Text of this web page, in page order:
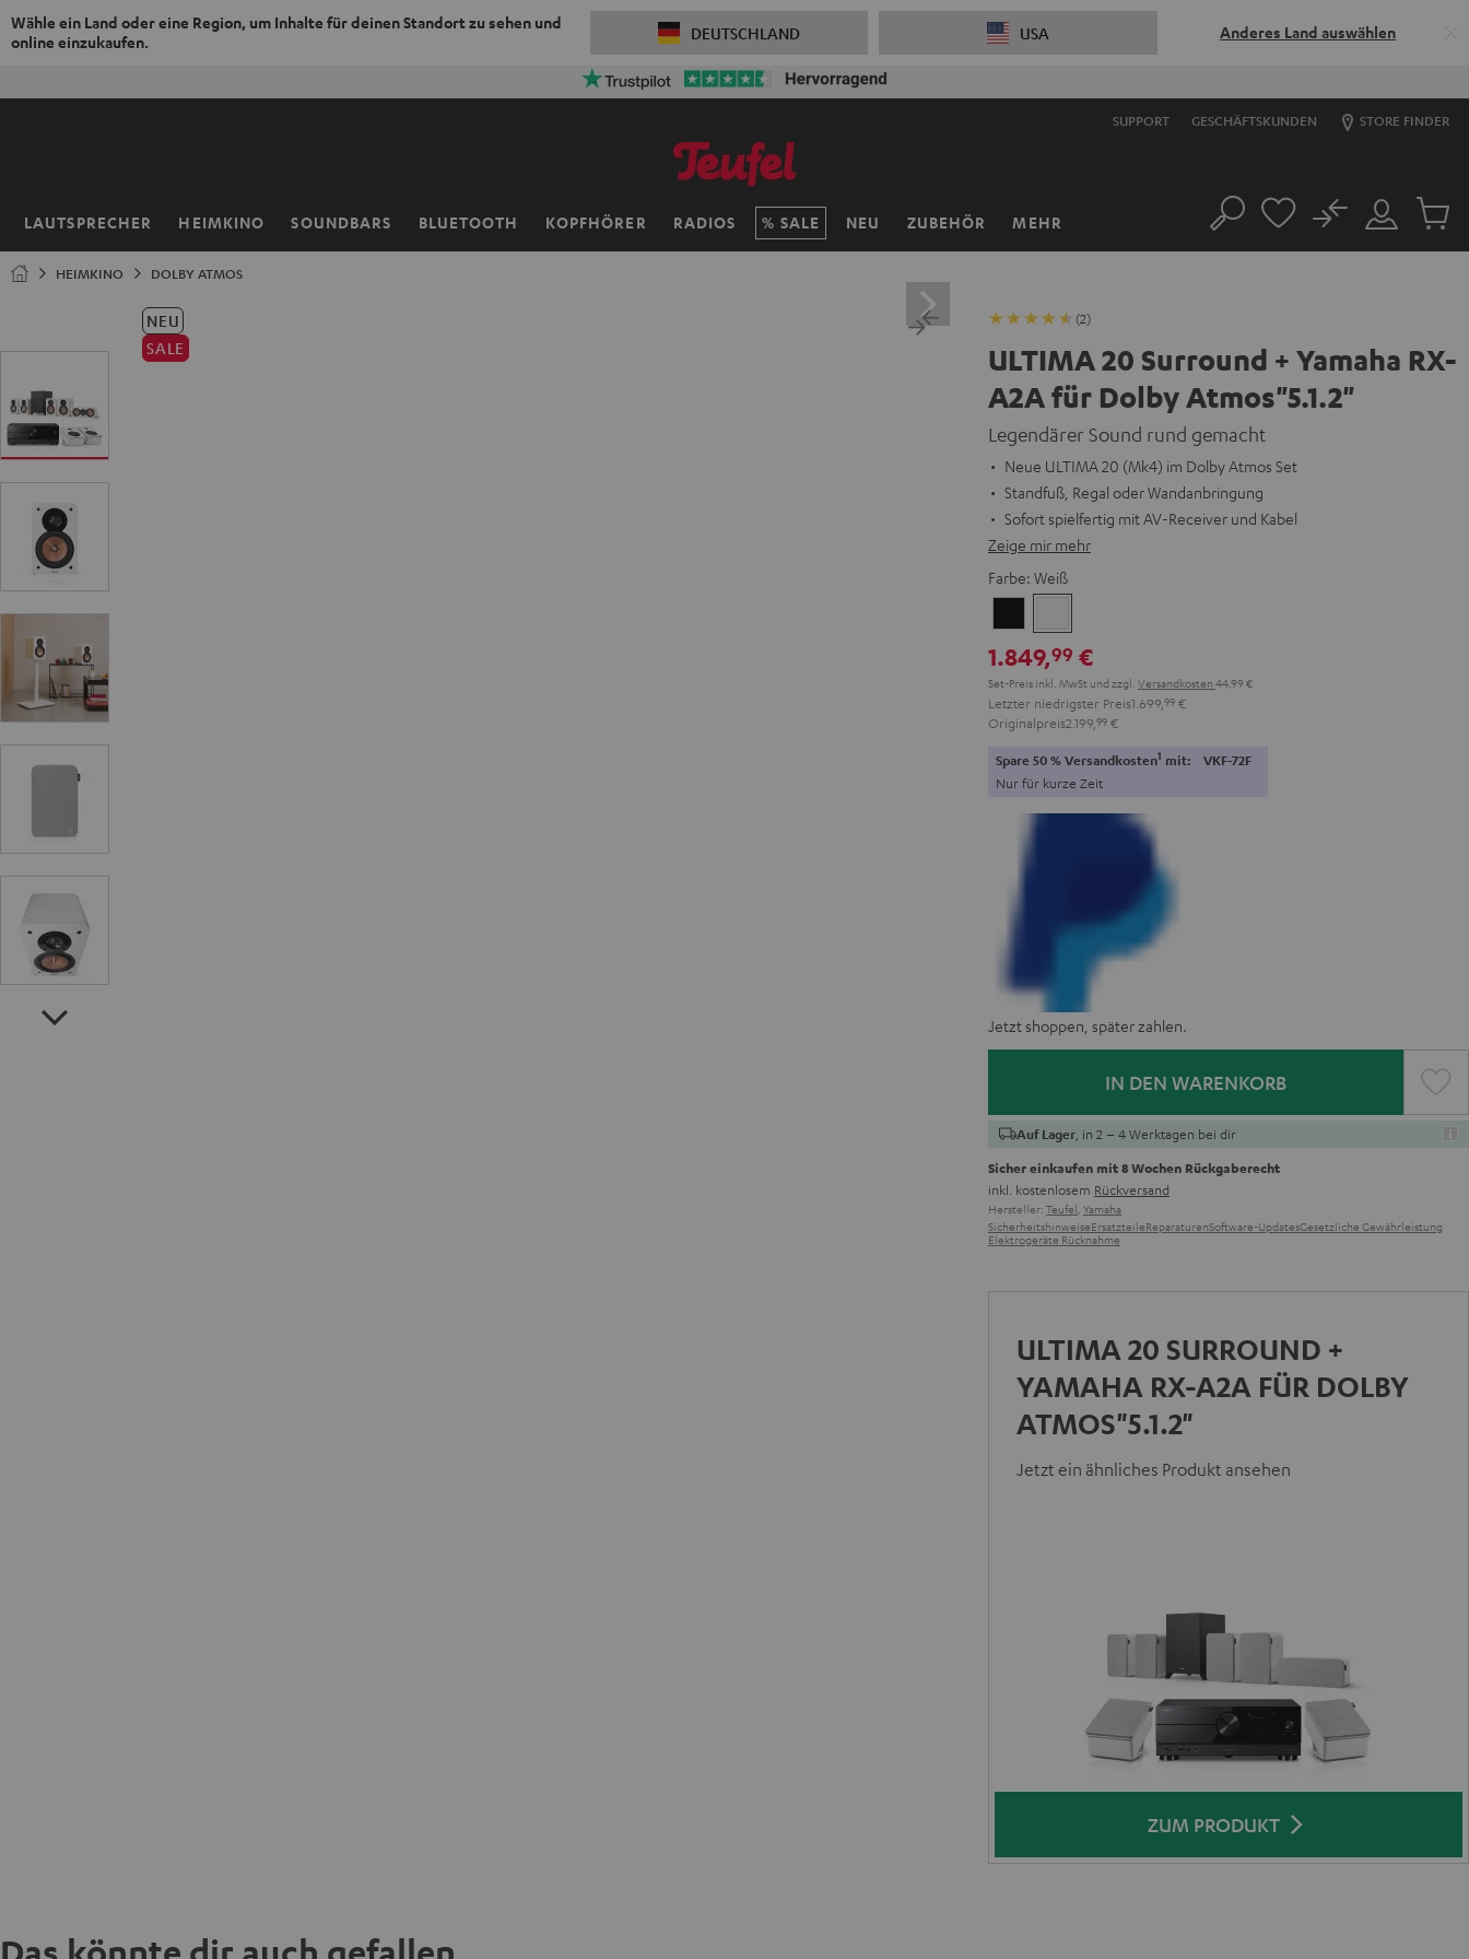
Wähle ein Land oder eine Region, um Inhalte für deinen Standort zu sehen und
online einzukaufen.
DEUTSCHLAND USA Anderes Land auswählen
50% Versandkosten sparen mit VKF-72F 06D:13
SUPPORT GESCHÄFTSKUNDEN STORE FINDER
LAUTSPRECHER HEIMKINO SOUNDBARS BLUETOOTH KOPFHÖRER RADIOS SALE NEU ZUBEHÖR MEHR
Startseite Suche
Mein
Konto
No
Artikel
HEIMKINO DOLBY ATMOS
NEU
SALE
(2)
ULTIMA 20 Surround + Yamaha RX-
A2A für Dolby Atmos"5.1.2"
Legendärer Sound rund gemacht
Neue ULTIMA 20 (Mk4) im Dolby Atmos Set
Standfuß, Regal oder Wandanbringung
Sofort spielfertig mit AV-Receiver und Kabel
Zeige mir mehr
Farbe: Weiß
1.849,99 €
Set-Preis inkl. MwSt und zzgl. Versandkosten 44,99 €
Letzter niedrigster Preis1.699, 99 €
Originalpreis2.199, 99 €
Spare 50 % Versandkosten1 mit: VKF-72F
Nur für kurze Zeit
Jetzt shoppen, später zahlen.
IN DEN WARENKORB
Auf Lager , in 2 – 4 Werktagen bei dir
Sicher einkaufen mit 8 Wochen Rückgaberecht
inkl. kostenlosem Rückversand
Hersteller: Teufel Yamaha
SicherheitshinweiseErsatzteileReparaturenSoftware-UpdatesGesetzliche Gewährleistung
Elektrogeräte Rücknahme
ULTIMA 20 SURROUND +
YAMAHA RX-A2A FÜR DOLBY
ATMOS"5.1.2"
Jetzt ein ähnliches Produkt ansehen
ZUM PRODUKT